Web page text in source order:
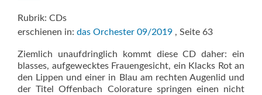
Rubrik: CDs
erschienen in: das Orchester 09/2019 , Seite 63
Ziemlich unaufdringlich kommt diese CD daher: ein
blasses, aufgewecktes Frauengesicht, ein Klacks Rot an
den Lippen und einer in Blau am rechten Augenlid und
der Titel Offenbach Colorature springen einen nicht